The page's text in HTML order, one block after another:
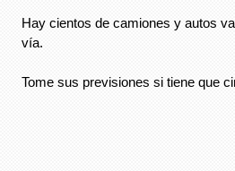
Hay cientos de camiones y autos
vía.
Tome sus previsiones si tiene que